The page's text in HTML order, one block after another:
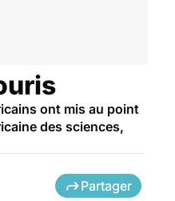
ont mis au point
des sciences,
Partager